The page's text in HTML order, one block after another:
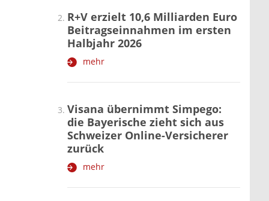
R+V erzielt 10,6 Milliarden Euro
Beitragseinnahmen im ersten
Halbjahr 2026
mehr
Visana übernimmt Simpego:
die Bayerische zieht sich aus
Schweizer Online-Versicherer
zurück
mehr